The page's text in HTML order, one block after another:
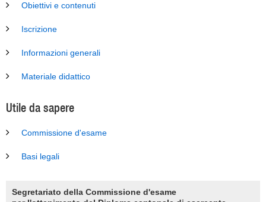
Obiettivi e contenuti
Iscrizione
Informazioni generali
Materiale didattico
Utile da sapere
Commissione d'esame
Basi legali
Segretariato della Commissione d'esame